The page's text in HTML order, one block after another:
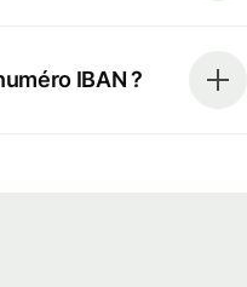
IBAN ?